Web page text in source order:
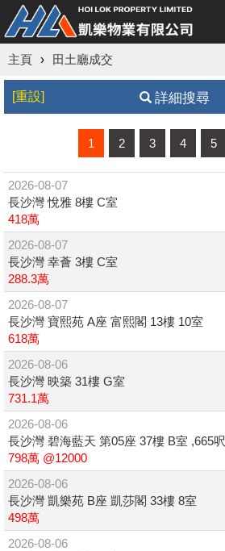
主頁 › 田土廳成交
[重設] 詳細搜尋
1 2 3 4 5
2026-08-07
長沙灣 悅雅 8樓 C室
418萬
2026-08-07
長沙灣 幸薈 3樓 C室
288.3萬
2026-08-07
長沙灣 寶熙苑 A座 富熙閣 13樓 10室
618萬
2026-08-06
長沙灣 映築 31樓 G室
731.1萬
2026-08-06
長沙灣 碧海藍天 第05座 37樓 B室 ,665呎
798萬 @12000
2026-08-06
長沙灣 凱樂苑 B座 凱莎閣 33樓 8室
498萬
2026-08-06